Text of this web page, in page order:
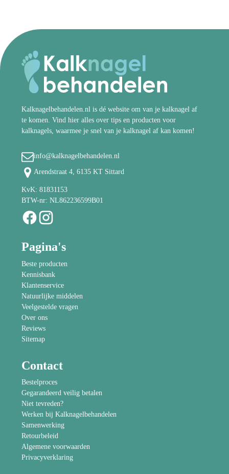
Kalknagelbehandelen.nl is dé website om van je kalknagel af
te komen. Vind hier alles over tips en producten voor
kalknagels, waarmee je snel van je kalknagel af kan komen!
info@kalknagelbehandelen.nl
Arendstraat 4, 6135 KT Sittard
KvK: 81831153
BTW-nr: NL862236599B01
Pagina's
Beste producten
Kennisbank
Klantenservice
Natuurlijke middelen
Veelgestelde vragen
Over ons
Reviews
Sitemap
Contact
Bestelproces
Gegarandeerd veilig betalen
Niet tevreden?
Werken bij Kalknagelbehandelen
Samenwerking
Retourbeleid
Algemene voorwaarden
Privacyverklaring